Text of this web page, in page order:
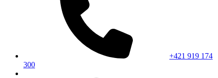
+421 919 174
300